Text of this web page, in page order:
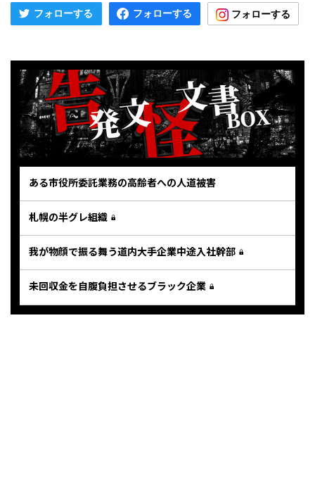
ある市役所委託業務の高齢者への人道被害
札幌の半グレ組織
我が物顔で振る舞う道内大手企業中途入社幹部
未回収金を自腹負担させるブラック企業